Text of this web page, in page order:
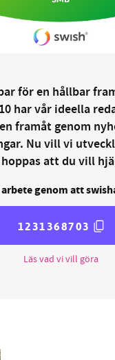
för en hållbar
har vår ideella
framåt genom
Nu vill vi
att du vill
genom att
1231368703
Läs vad vi vill göra